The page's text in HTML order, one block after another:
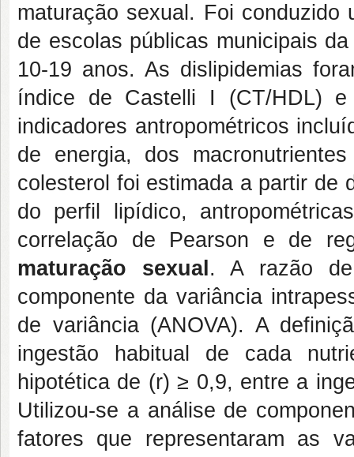
maturação sexual. Foi conduzido
de escolas públicas municipais
10-19 anos. As dislipidemias
índice de Castelli I (CT/HDL)
indicadores antropométricos
de energia, dos
colesterol foi estimada a partir de
do perfil lipídico,
correlação de Pearson e de
maturação sexual . A razão
componente da variância
de variância (ANOVA). A
ingestão habitual de cada
hipotética de (r) ≥ 0,9, entre a
Utilizou-se a análise de
fatores que representaram as